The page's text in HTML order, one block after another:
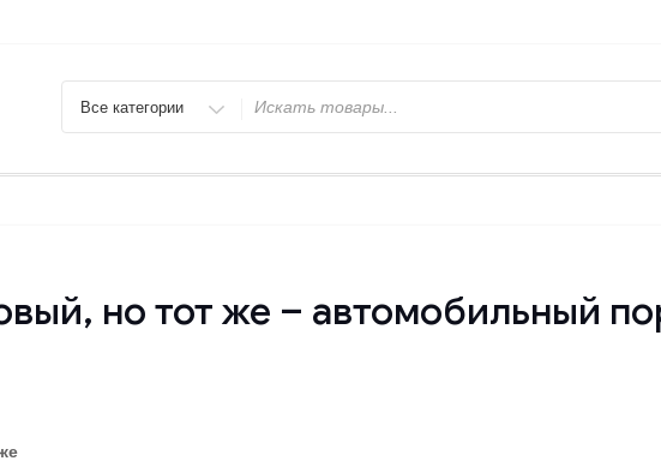
Искать
но тот же – автомобильный